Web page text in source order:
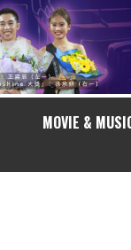
MOVIE &